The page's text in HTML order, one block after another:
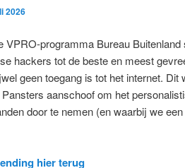
2026
VPRO-programma Bureau
hackers tot de beste en meest
geen toegang is tot het internet. Dit
aanschoof om het
door te nemen (en waarbij we
hier terug